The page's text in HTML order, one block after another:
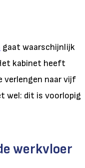
gaat waarschijnlijk
kabinet heeft
verlengen naar vijf
wel: dit is voorlopig
werkvloer